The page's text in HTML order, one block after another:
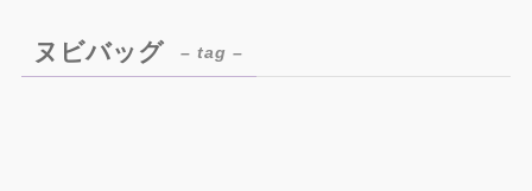
ヌビバッグ – tag –